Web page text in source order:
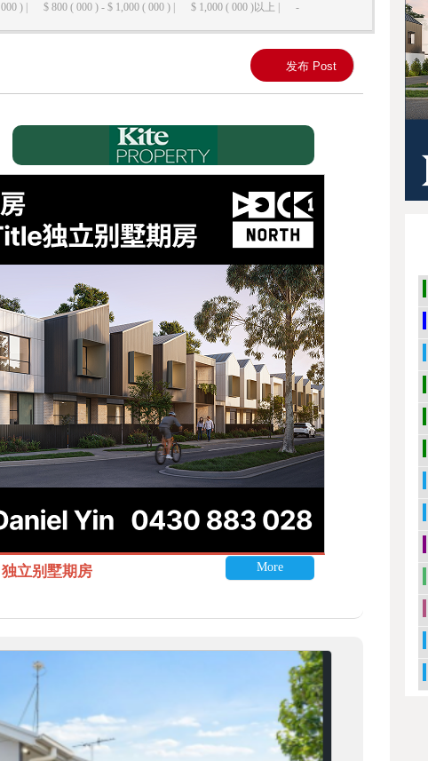
) |
$ 800 ( 000 ) - $ 1,000 ( 000 ) | $ 1,000 ( 000 )以上 | -
发布 Post
立别墅期房 More